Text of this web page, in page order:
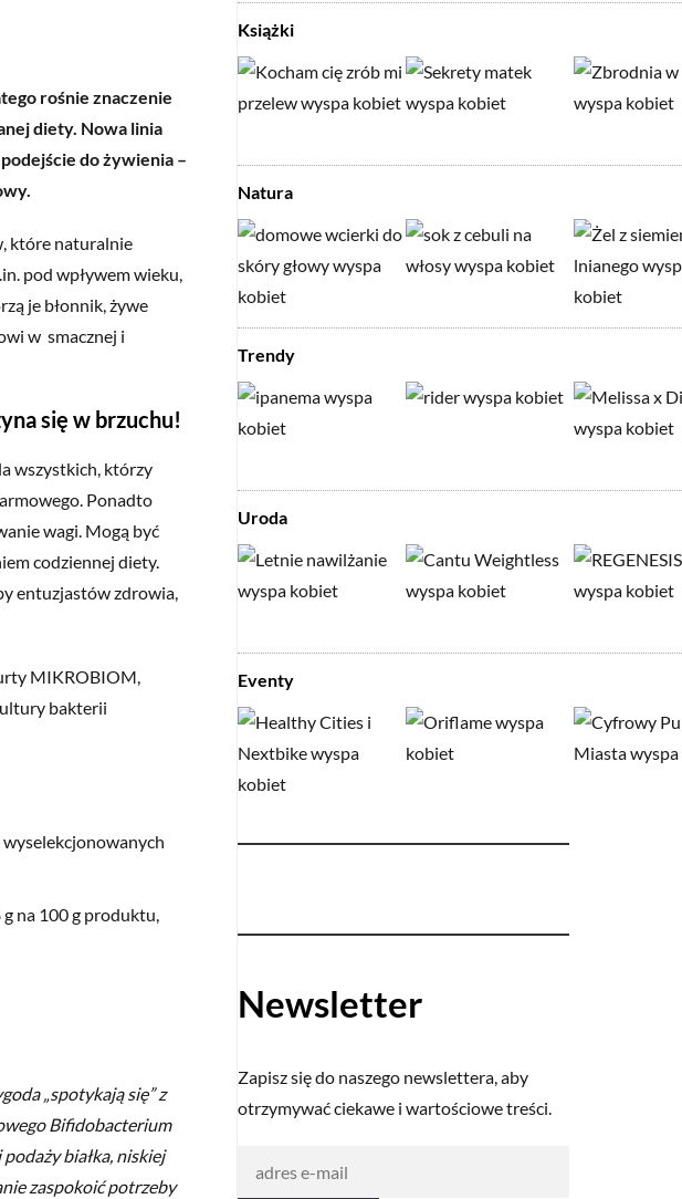
rośnie znaczenie
diety. Nowa linia
do żywienia –
które naturalnie
pod wpływem wieku,
je błonnik, żywe
w smacznej i
się w brzuchu!
wszystkich, którzy
Ponadto
wagi. Mogą być
codziennej diety.
entuzjastów zdrowia,
MIKROBIOM,
bakterii
g na 100 g produktu,
„spotykają się” z
Bifidobacterium
białka, niskiej
zaspokoić potrzeby
Książki
Natura
Trendy
Uroda
Eventy
Newsletter
Zapisz się do naszego newslettera, aby
otrzymywać ciekawe i wartościowe treści.